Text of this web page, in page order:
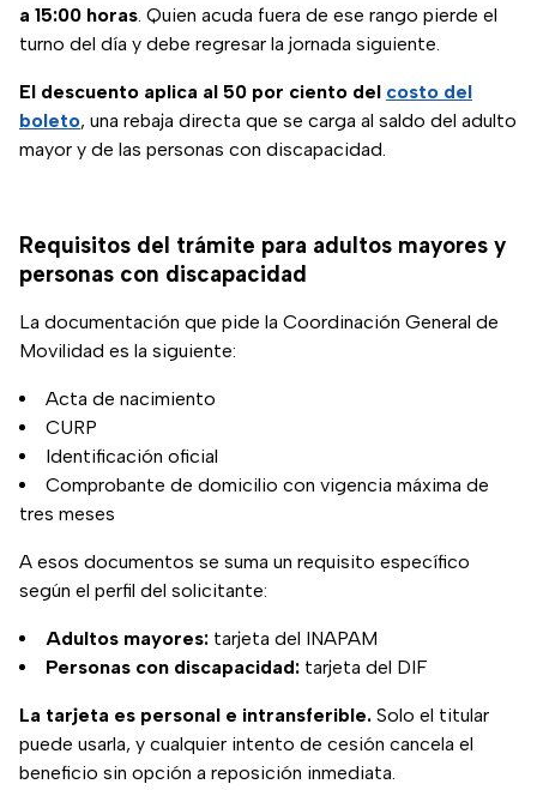
a 15:00 horas. Quien acuda fuera de ese rango pierde el
turno del día y debe regresar la jornada siguiente.
El descuento aplica al 50 por ciento del costo del
boleto, una rebaja directa que se carga al saldo del adulto
mayor y de las personas con discapacidad.
Requisitos del trámite para adultos mayores y
personas con discapacidad
La documentación que pide la Coordinación General de
Movilidad es la siguiente:
Acta de nacimiento
CURP
Identificación oficial
Comprobante de domicilio con vigencia máxima de
tres meses
A esos documentos se suma un requisito específico
según el perfil del solicitante:
Adultos mayores: tarjeta del INAPAM
Personas con discapacidad: tarjeta del DIF
La tarjeta es personal e intransferible. Solo el titular
puede usarla, y cualquier intento de cesión cancela el
beneficio sin opción a reposición inmediata.